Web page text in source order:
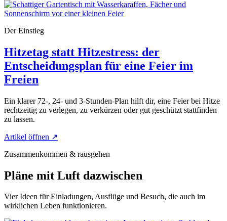
Der Einstieg
Hitzetag statt Hitzestress: der
Entscheidungsplan für eine Feier im
Freien
Ein klarer 72-, 24- und 3-Stunden-Plan hilft dir, eine Feier bei Hitze
rechtzeitig zu verlegen, zu verkürzen oder gut geschützt stattfinden
zu lassen.
Artikel öffnen ↗
Zusammenkommen & rausgehen
Pläne mit Luft dazwischen
Vier Ideen für Einladungen, Ausflüge und Besuch, die auch im
wirklichen Leben funktionieren.